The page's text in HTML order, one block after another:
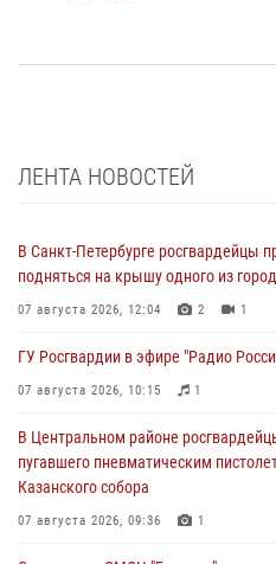
ЛЕНТА НОВОСТЕЙ
В Санкт-Петербурге росгвардейцы
подняться на крышу одного из
07 августа 2026, 12:04 2 1
ГУ Росгвардии в эфире "Радио
07 августа 2026, 10:15 1
В Центральном районе
пугавшего пневматическим
Казанского собора
07 августа 2026, 09:36 1